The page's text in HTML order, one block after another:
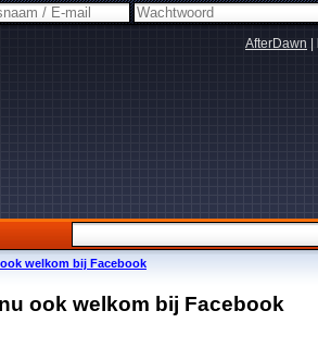
AfterDawn
welkom bij Facebook
ook welkom bij Facebook